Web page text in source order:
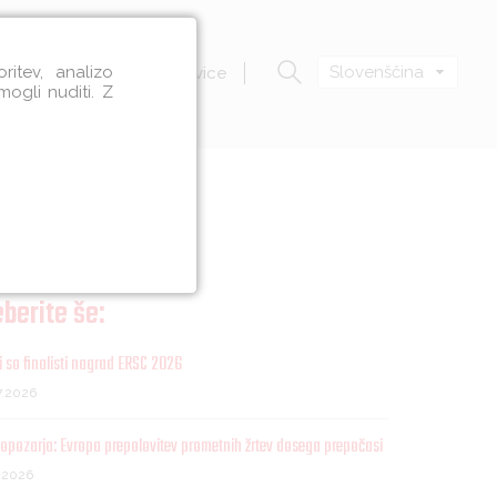
Zavod VOZIM Novice Slovenščina
še:
so finalisti nagrad ERSC 2026
opozarja: Evropa prepolovitev prometnih žrtev dosega prepočasi
analizo
nuditi. Z